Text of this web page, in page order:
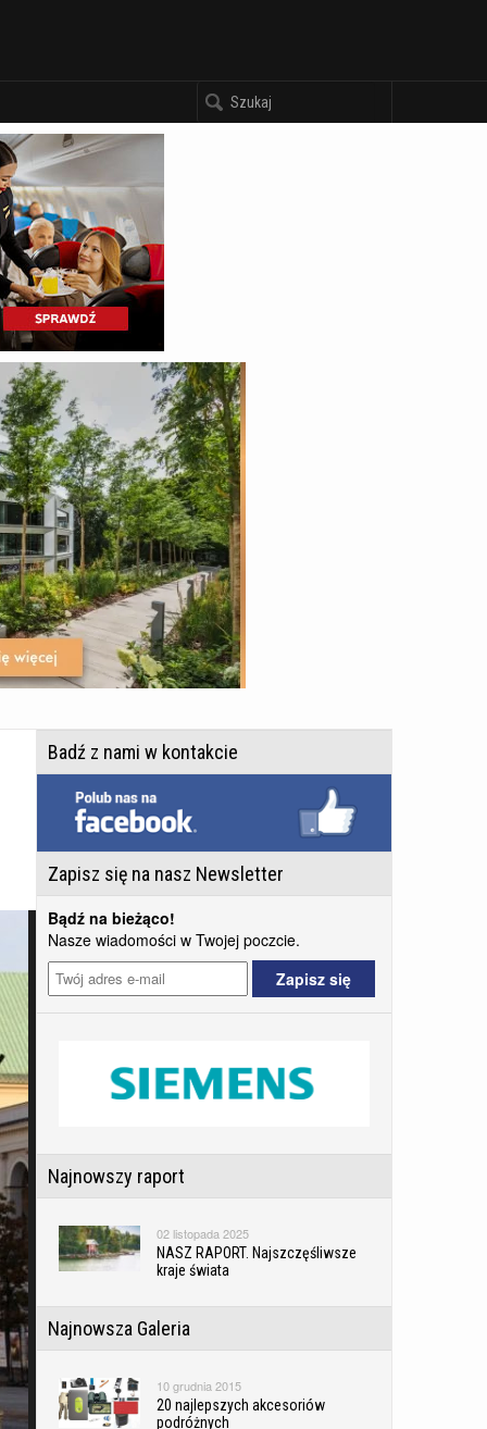
Badź z nami w kontakcie
Zapisz się na nasz Newsletter
Bądź na bieżąco!
Nasze wiadomości w Twojej poczcie.
Najnowszy raport
02 listopada 2025
NASZ RAPORT. Najszczęśliwsze
kraje świata
Najnowsza Galeria
10 grudnia 2015
20 najlepszych akcesoriów
podróżnych